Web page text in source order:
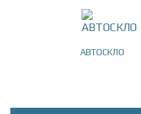
АВТОСКЛО